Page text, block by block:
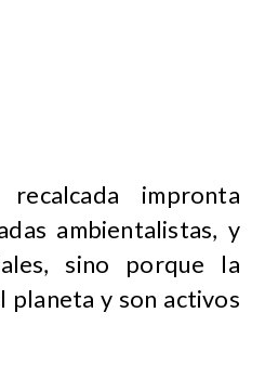
impronta
ambientalistas, y
sino porque la
planeta y son activos